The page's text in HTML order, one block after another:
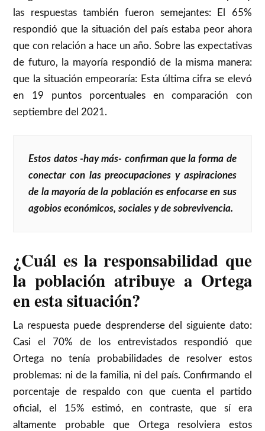
las respuestas también fueron semejantes: El 65%
respondió que la situación del país estaba peor ahora
que con relación a hace un año. Sobre las expectativas
de futuro, la mayoría respondió de la misma manera:
que la situación empeoraría: Esta última cifra se elevó
en 19 puntos porcentuales en comparación con
septiembre del 2021.
Estos datos -hay más- confirman que la forma de
conectar con las preocupaciones y aspiraciones
de la mayoría de la población es enfocarse en sus
agobios económicos, sociales y de sobrevivencia.
¿Cuál es la responsabilidad que
la población atribuye a Ortega
en esta situación?
La respuesta puede desprenderse del siguiente dato:
Casi el 70% de los entrevistados respondió que
Ortega no tenía probabilidades de resolver estos
problemas: ni de la familia, ni del país. Confirmando el
porcentaje de respaldo con que cuenta el partido
oficial, el 15% estimó, en contraste, que sí era
altamente probable que Ortega resolviera estos